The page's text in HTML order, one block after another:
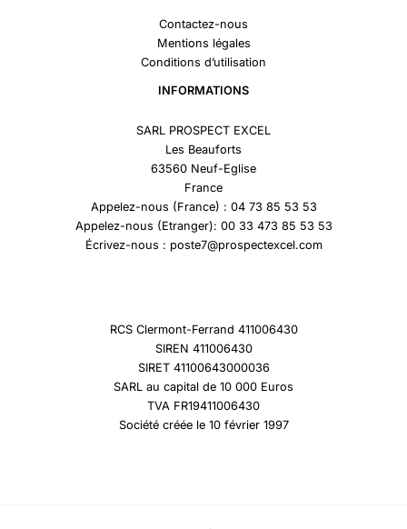
Contactez-nous
Mentions légales
Conditions d’utilisation
INFORMATIONS
SARL PROSPECT EXCEL
Les Beauforts
63560 Neuf-Eglise
France
Appelez-nous (France) : 04 73 85 53 53
Appelez-nous (Etranger): 00 33 473 85 53 53
Écrivez-nous : poste7@prospectexcel.com
RCS Clermont-Ferrand 411006430
SIREN 411006430
SIRET 41100643000036
SARL au capital de 10 000 Euros
TVA FR19411006430
Société créée le 10 février 1997